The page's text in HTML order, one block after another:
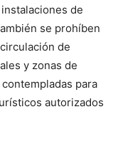
de
se prohíben
de
y zonas de
para
autorizados